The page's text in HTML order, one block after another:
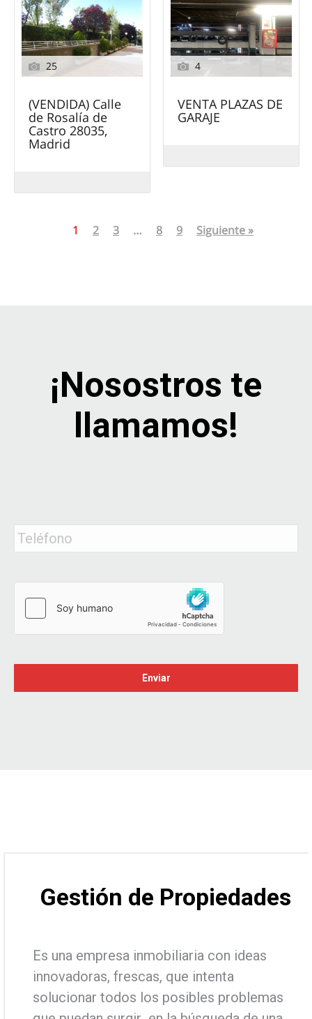
25
(VENDIDA) Calle
de Rosalía de
Castro 28035,
Madrid
4
VENTA PLAZAS DE
GARAJE
1 2 3 … 8 9 Siguiente »
¡Nosostros te
llamamos!
Teléfono *
Gestión de Propiedades
Es una empresa inmobiliaria con ideas
innovadoras, frescas, que intenta
solucionar todos los posibles problemas